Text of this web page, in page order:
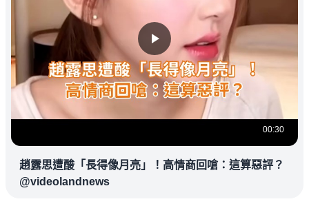
00:30
趙露思遭酸「長得像月亮」！高情商回嗆：這算惡評？
@videolandnews